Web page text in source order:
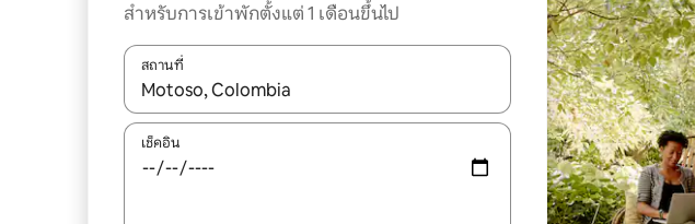
สำหรับการเข้าพักตั้งแต่ 1 เดือนขึ้นไป
สถานที่
ใช้ลูกศรขึ้นลง หรือใช้การสัมผัสหรือปัด เพื่อสำรวจผลการค้นหา
เช็คอิน